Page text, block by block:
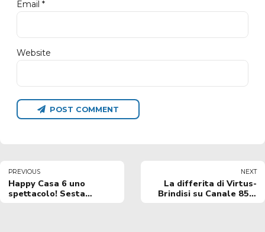
Email *
Website
POST COMMENT
PREVIOUS
Happy Casa 6 uno
spettacolo! Sesta
NEXT
La differita di Virtus-
Brindisi su Canale 85 e